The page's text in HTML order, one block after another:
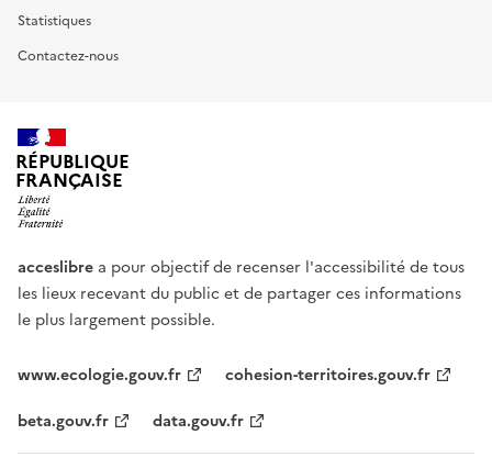
Statistiques
Contactez-nous
RÉPUBLIQUE
FRANÇAISE
acceslibre a pour objectif de recenser l'accessibilité de tous
les lieux recevant du public et de partager ces informations
le plus largement possible.
www.ecologie.gouv.fr
cohesion-territoires.gouv.fr
beta.gouv.fr
data.gouv.fr